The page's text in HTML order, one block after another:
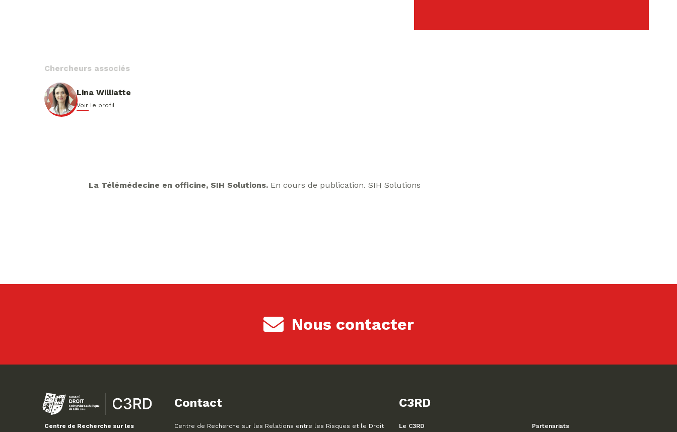
Chercheurs associés
Lina Williatte
Voir le profil
La Télémédecine en officine, SIH Solutions. En cours de publication. SIH Solutions
Nous contacter
Centre de Recherche sur les
Contact
Centre de Recherche sur les Relations entre les Risques et le Droit
C3RD
Le C3RD Partenariats